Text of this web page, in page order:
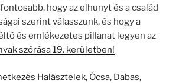
hogy az elhunyt és a család
szerint válasszunk, és hogy a
és emlékezetes pillanat legyen az
szórása 19. kerületben!
Halásztelek, Ócsa, Dabas,